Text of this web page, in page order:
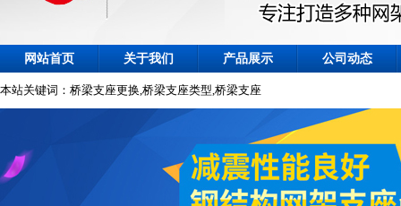
网站首页 关于我们 产品展示 公司动态
本站关键词：桥梁支座更换,桥梁支座类型,桥梁支座